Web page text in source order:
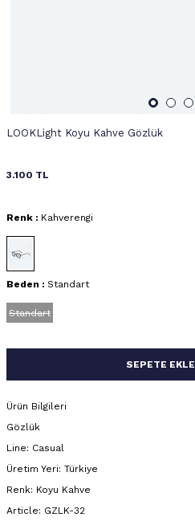
LOOKLight Koyu Kahve Gözlük
3.100 TL
Renk : Kahverengi
Beden : Standart
Standart
SEPETE EKLE
Ürün Bilgileri
Gözlük
Line: Casual
Üretim Yeri: Türkiye
Renk: Koyu Kahve
Article: GZLK-32